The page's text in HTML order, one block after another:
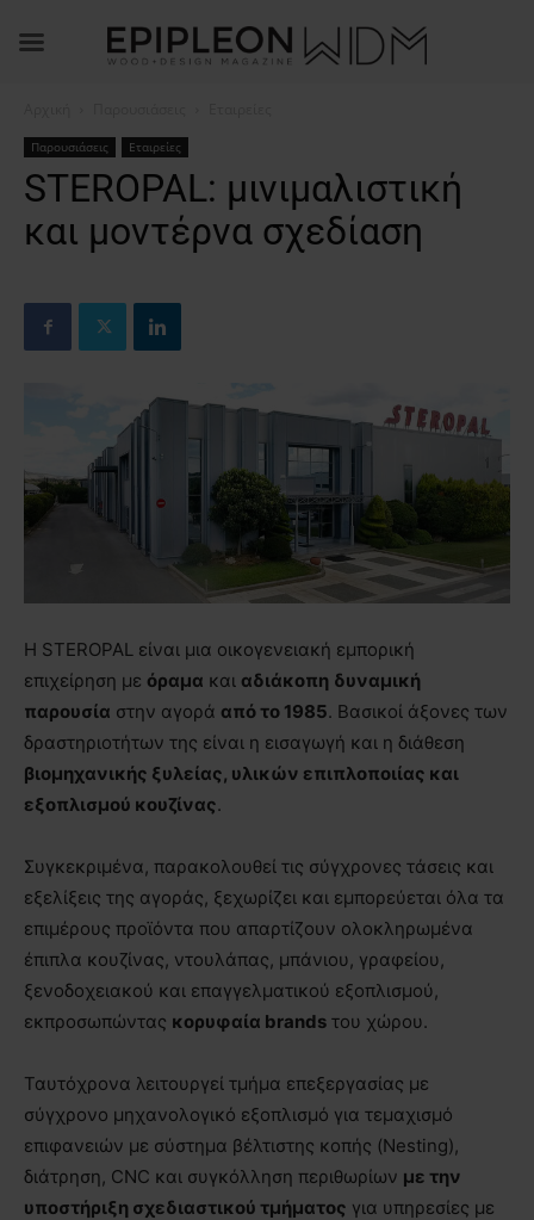
Παρουσιάσεις Εταιρείες
STEROPAL: μινιμαλιστική
και μοντέρνα σχεδίαση
H STEROPAL είναι μια οικογενειακή εμπορική
επιχείρηση με όραμα και αδιάκοπη δυναμική
παρουσία στην αγορά από το 1985. Βασικοί άξονες των
δραστηριοτήτων της είναι η εισαγωγή και η διάθεση
βιομηχανικής ξυλείας, υλικών επιπλοποιίας και
εξοπλισμού κουζίνας.
Συγκεκριμένα, παρακολουθεί τις σύγχρονες τάσεις και
εξελίξεις της αγοράς, ξεχωρίζει και εμπορεύεται όλα τα
επιμέρους προϊόντα που απαρτίζουν ολοκληρωμένα
έπιπλα κουζίνας, ντουλάπας, μπάνιου, γραφείου,
ξενοδοχειακού και επαγγελματικού εξοπλισμού,
εκπροσωπώντας κορυφαία brands του χώρου.
Ταυτόχρονα λειτουργεί τμήμα επεξεργασίας με
σύγχρονο μηχανολογικό εξοπλισμό για τεμαχισμό
επιφανειών με σύστημα βέλτιστης κοπής (Nesting),
διάτρηση, CNC και συγκόλληση περιθωρίων με την
υποστήριξη σχεδιαστικού τμήματος για υπηρεσίες με